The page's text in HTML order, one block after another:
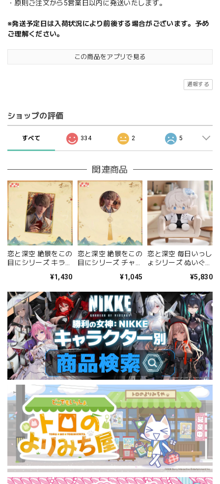
・原則ご注文から5営業日以内に発送いたします。
※発送予定日は入荷状況により前後する場合がございます。予め
ご理解ください。
この商品をアプリで見る
通報する
ショップの評価
すべて 334 2 5
関連商品
恋と深空 絶景をこの
目にシリーズ キラキ
¥1,430
恋と深空 絶景をこの
目にシリーズ チャー
¥1,045
恋と深空 毎日いっし
ょシリーズ ぬいぐる
¥5,830